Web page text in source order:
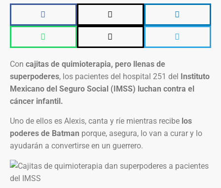
Con cajitas de quimioterapia, pero llenas de
superpoderes, los pacientes del hospital 251 del Instituto
Mexicano del Seguro Social (IMSS) luchan contra el
cáncer infantil.
Uno de ellos es Alexis, canta y ríe mientras recibe los
poderes de Batman porque, asegura, lo van a curar y lo
ayudarán a convertirse en un guerrero.